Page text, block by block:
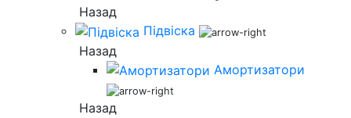
Назад
Підвіска
Назад
Амортизатори
Назад